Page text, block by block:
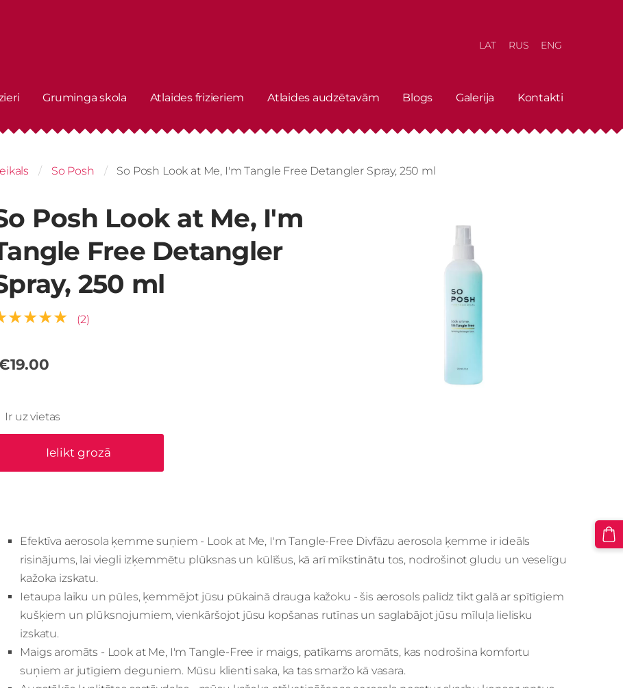
Gruminga skola Atlaides frizieriem Atlaides audzētavām Blogs Galerija Kontakti
LAT RUS ENG
So Posh So Posh Look at Me, I'm Tangle Free Detangler Spray, 250 ml
Posh Look at Me, I'm
Free Detangler
250 ml
(2)
Ir uz vietas
Ielikt grozā
Efektīva aerosola ķemme suņiem - Look at Me, I'm Tangle-Free Divfāzu aerosola ķemme ir ideāls
risinājums, lai viegli izķemmētu plūksnas un kūlīšus, kā arī mīkstinātu tos, nodrošinot gludu un veselīgu
kažoka izskatu.
Ietaupa laiku un pūles, ķemmējot jūsu pūkainā drauga kažoku - šis aerosols palīdz tikt galā ar spītīgiem
kušķiem un plūksnojumiem, vienkāršojot jūsu kopšanas rutīnas un saglabājot jūsu mīluļa lielisku
izskatu.
Maigs aromāts - Look at Me, I'm Tangle-Free ir maigs, patīkams aromāts, kas nodrošina komfortu
suņiem ar jutīgiem deguniem. Mūsu klienti saka, ka tas smaržo kā vasara.